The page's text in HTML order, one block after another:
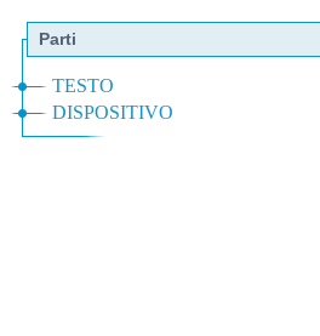
Parti
TESTO
DISPOSITIVO